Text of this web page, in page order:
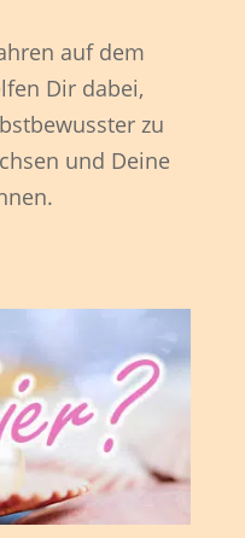
auf dem
Dir dabei,
zu
und Deine